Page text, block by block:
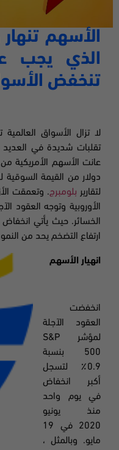
الأسهم
الذي يجب
تنخفض
لا تزال الأسواق
تقلبات شديدة في
لتقارير بلومبرج.
الأوروبية وتوجه العقود
الخسائر. حيث يأتي
ارتفاع التضخم يحد من
انهيار الأسهم
انخفضت
العقود الآجلة
لمؤشر S&P
500 بنسبة
0.9٪ لتسجل
أكبر انخفاض
في يوم واحد
منذ يونيو
2020 في 19
مايو. وبالمثل ،